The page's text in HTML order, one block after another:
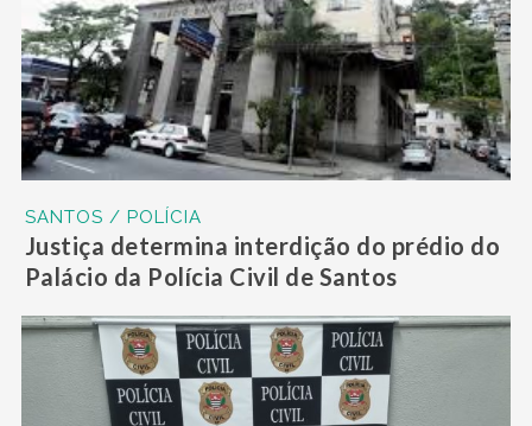
SANTOS / POLÍCIA
Justiça determina interdição do prédio do
Palácio da Polícia Civil de Santos